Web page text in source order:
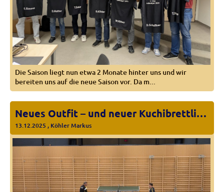
Die Saison liegt nun etwa 2 Monate hinter uns und wir
bereiten uns auf die neue Saison vor. Da m...
Neues Outfit – und neuer Kuchibrettli-Meister: Carlos
13.12.2025 , Köhler Markus